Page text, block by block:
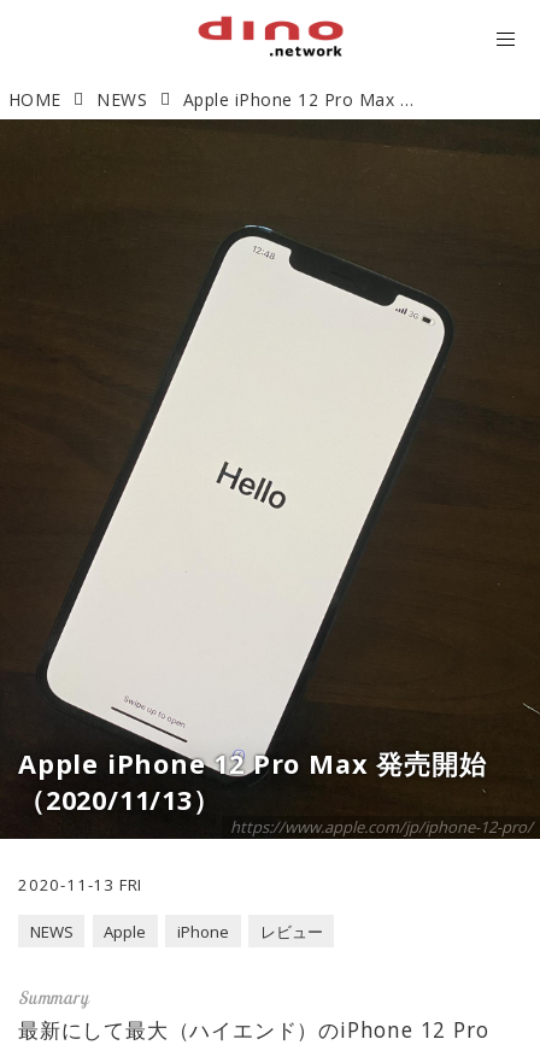
HOME NEWS Apple iPhone 12 Pro Max 発売開始（2020/11/13）
https://www.apple.com/jp/iphone-12-pro/
Apple iPhone 12 Pro Max 発売開始
（2020/11/13）
2020-11-13 FRI
NEWS Apple iPhone レビュー
最新にして最大（ハイエンド）のiPhone 12 Pro